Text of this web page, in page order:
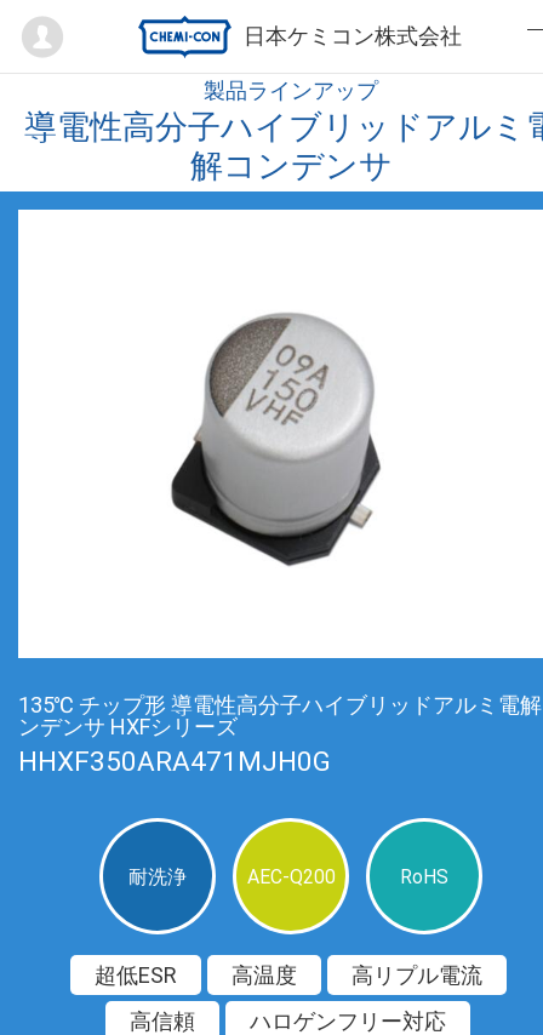
日本ケミコン株式会社
Mypage
製品ラインアップ
導電性高分子ハイブリッドアルミ
解コンデンサ
135℃ チップ形 導電性高分子ハイブリッドアルミ電
ンデンサ HXFシリーズ
HHXF350ARA471MJH0G
耐洗浄 AEC-Q200 RoHS
超低ESR 高温度
高リプル電流
高信頼
ハロゲンフリー対応